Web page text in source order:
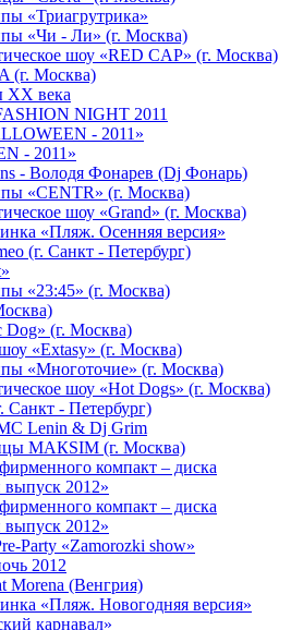
«Триагрутрика»
«Чи - Ли» (г. Москва)
шоу «RED CAP» (г. Москва)
(г. Москва)
XX века
NIGHT 2011
- 2011»
- 2011»
- Володя Фонарев (Dj Фонарь)
«CENTR» (г. Москва)
шоу «Grand» (г. Москва)
«Пляж. Осенняя версия»
(г. Санкт - Петербург)
«23:45» (г. Москва)
Dog» (г. Москва)
«Extasy» (г. Москва)
«Многоточие» (г. Москва)
шоу «Hot Dogs» (г. Москва)
Санкт - Петербург)
Lenin & Dj Grim
МАКSIМ (г. Москва)
компакт – диска
2012»
компакт – диска
2012»
Party «Zamorozki show»
2012
Morena (Венгрия)
«Пляж. Новогодняя версия»
карнавал»